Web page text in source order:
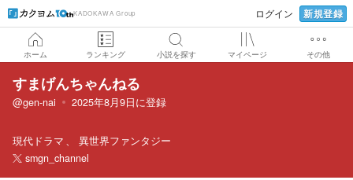
KADOKAWA Group ログイン 新規登録
ホーム ランキング 小説を探す マイページ その他
すまげんちゃんねる
@gen-nai 2025年8月9日に登録
現代ドラマ
異世界ファンタジー
smgn_channel